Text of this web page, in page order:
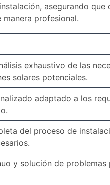
asegurando que
profesional.
exhaustivo de las
solares potenciales.
adaptado a los
del proceso de
y solución de problemas